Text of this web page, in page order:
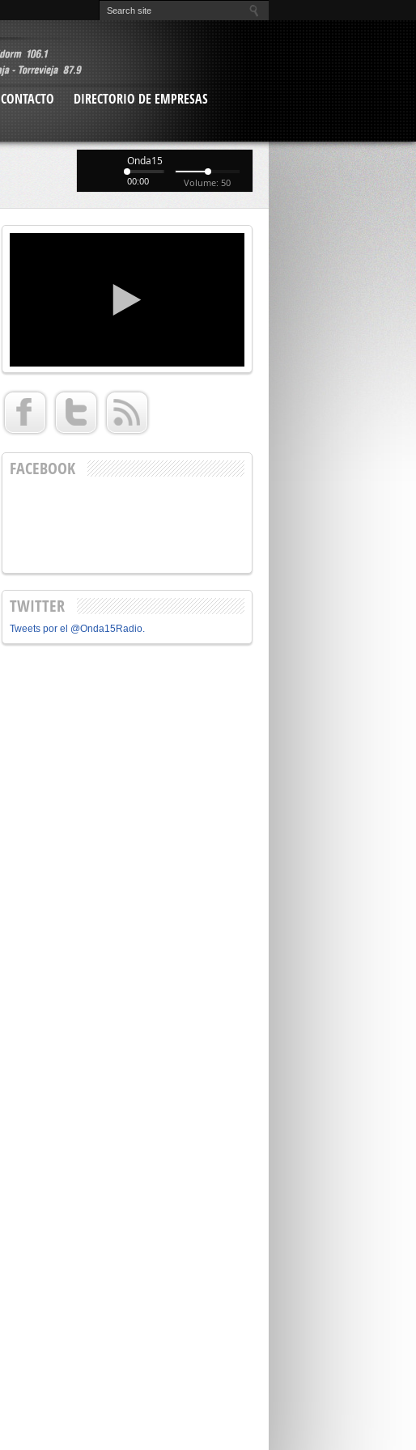
CONTACTO
DIRECTORIO DE EMPRESAS
Onda15
00:00 Volume: 50
FACEBOOK
TWITTER
Tweets por el @Onda15Radio.